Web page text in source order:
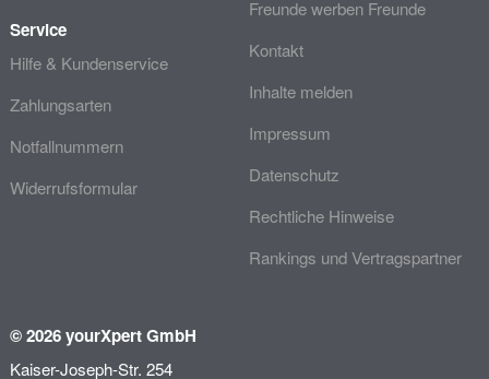
Service
Hilfe & Kundenservice
Zahlungsarten
Notfallnummern
Widerrufsformular
Freunde werben Freunde
Kontakt
Inhalte melden
Impressum
Datenschutz
Rechtliche Hinweise
Rankings und Vertragspartner
© 2026 yourXpert GmbH
Kaiser-Joseph-Str. 254